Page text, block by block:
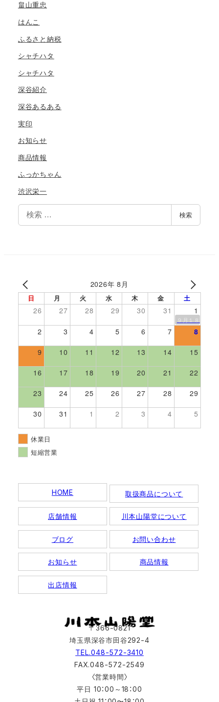
畠山重忠
はんこ
ふるさと納税
シャチハタ
シャチハタ
深谷紹介
深谷あるある
実印
お知らせ
商品情報
ふっかちゃん
渋沢栄一
索
検索
〒366-0821
埼玉県深谷市田谷292-4
TEL.048-572-3410
FAX.048-572-2549
〈営業時間〉
平日 10：00～18：00
HOME 取扱商品について
店舗情報 川本山陽堂について
ブログ お問い合わせ
お知らせ 商品情報
出店情報
2026年 8月
日 月 火 水 木 金 土
26 27 28 29 30 31 1
９月１８日伊
2 3 4 5 6 7 8
9 10 11 12 13 14 15
16 17 18 19 20 21 22
23 24 25 26 27 28 29
30 31 1 2 3 4 5
休業日
短縮営業